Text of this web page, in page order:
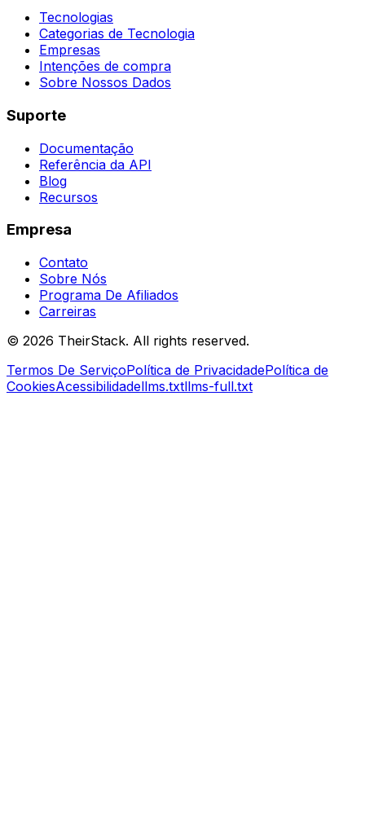
Tecnologias
Categorias de Tecnologia
Empresas
Intenções de compra
Sobre Nossos Dados
Suporte
Documentação
Referência da API
Blog
Recursos
Empresa
Contato
Sobre Nós
Programa De Afiliados
Carreiras
© 2026 TheirStack. All rights reserved.
Termos De ServiçoPolítica de PrivacidadePolítica de
CookiesAcessibilidadellms.txtllms-full.txt